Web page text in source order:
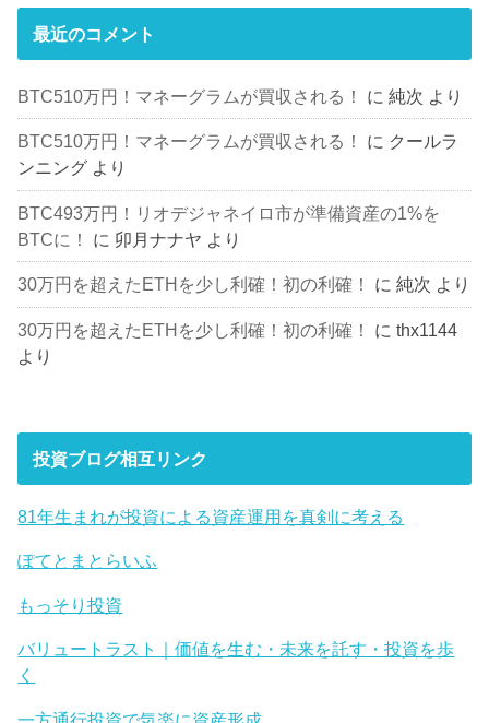
最近のコメント
BTC510万円！マネーグラムが買収される！ に純次 より
BTC510万円！マネーグラムが買収される！ に クールラ
ンニング より
BTC493万円！リオデジャネイロ市が準備資産の1%を
BTCに！
に 卯月ナナヤ より
30万円を超えたETHを少し利確！初の利確！ に純次 より
30万円を超えたETHを少し利確！初の利確！ にthx1144
より
投資ブログ相互リンク
81年生まれが投資による資産運用を真剣に考える
ぽてとまとらいふ
もっそり投資
バリュートラスト｜価値を生む・未来を託す・投資を歩
く